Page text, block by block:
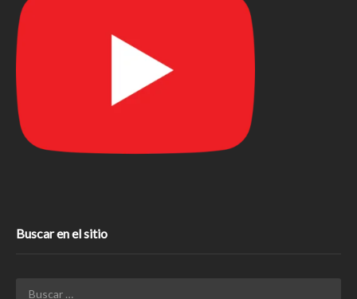
Buscar en el sitio